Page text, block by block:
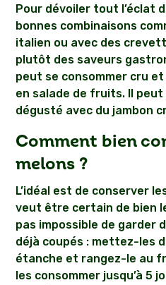
Pour dévoiler tout l’éclat
bonnes combinaisons
italien ou avec des
plutôt des saveurs
peut se consommer cru
en salade de fruits. Il
dégusté avec du jambon
Comment bien
melons ?
L’idéal est de conserver
veut être certain de bien
pas impossible de garder
déjà coupés : mettez-les
étanche et rangez-le au
les consommer jusqu’à 5